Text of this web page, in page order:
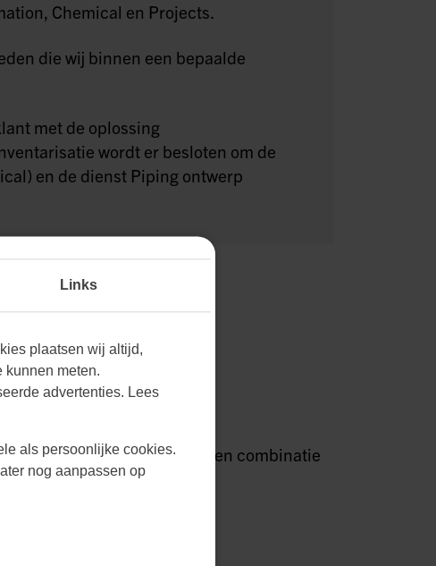
Chemical en Projects.
die wij binnen een bepaalde
met de oplossing
wordt er besloten om de
en de dienst Piping ontwerp
Dit bereiken wij door een combinatie
Links
plaatsen wij altijd,
kunnen meten.
advertenties. Lees
als persoonlijke cookies.
nog aanpassen op